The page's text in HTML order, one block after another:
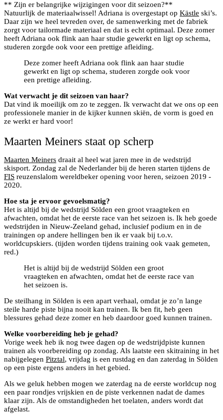
** Zijn er belangrijke wijzigingen voor dit seizoen?**
Natuurlijk de materiaalwissel! Adriana is overgestapt op Kästle ski’s.
Daar zijn we heel tevreden over, de samenwerking met de fabriek
zorgt voor tailormade materiaal en dat is echt optimaal. Deze zomer
heeft Adriana ook flink aan haar studie gewerkt en ligt op schema,
studeren zorgde ook voor een prettige afleiding.
Deze zomer heeft Adriana ook flink aan haar studie
gewerkt en ligt op schema, studeren zorgde ook voor
een prettige afleiding.
Wat verwacht je dit seizoen van haar?
Dat vind ik moeilijk om zo te zeggen. Ik verwacht dat we ons op een
professionele manier in de kijker kunnen skiën, de vorm is goed en
ze werkt er hard voor!
Maarten Meiners staat op scherp
Maarten Meiners draait al heel wat jaren mee in de wedstrijd
skisport. Zondag zal de Nederlander bij de heren starten tijdens de
FIS reuzenslalom wereldbeker opening voor heren, seizoen 2019 -
2020.
Hoe sta je ervoor gevoelsmatig?
Het is altijd bij de wedstrijd Sölden een groot vraagteken en
afwachten, omdat het de eerste race van het seizoen is. Ik heb goede
wedstrijden in Nieuw-Zeeland gehad, inclusief podium en in de
trainingen op andere hellingen ben ik er vaak bij t.o.v.
worldcupskiers. (tijden worden tijdens training ook vaak gemeten,
red.)
Het is altijd bij de wedstrijd Sölden een groot
vraagteken en afwachten, omdat het de eerste race van
het seizoen is.
De steilhang in Sölden is een apart verhaal, omdat je zo’n lange
steile harde piste bijna nooit kan trainen. Ik ben fit, heb geen
blessures gehad deze zomer en heb daardoor goed kunnen trainen.
Welke voorbereiding heb je gehad?
Vorige week heb ik nog twee dagen op de wedstrijdpiste kunnen
trainen als voorbereiding op zondag. Als laatste een skitraining in het
nabijgelegen Pitztal, vrijdag is een rustdag en dan zaterdag in Sölden
op een piste ergens anders in het gebied.
Als we geluk hebben mogen we zaterdag na de eerste worldcup nog
een paar rondjes vrijskien en de piste verkennen nadat de dames
klaar zijn. Als de omstandigheden het toelaten, anders wordt dat
afgelast.